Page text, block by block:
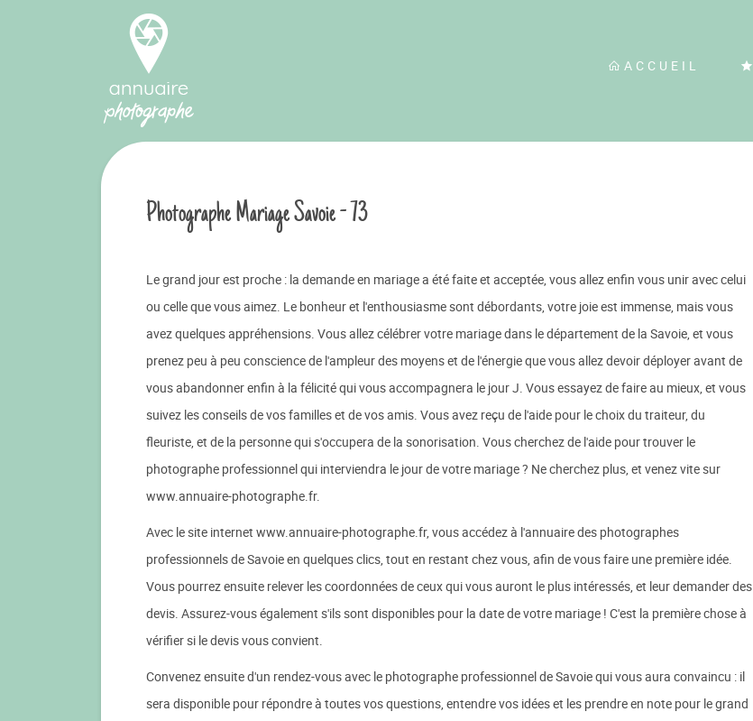
ACCUEIL
Photographe Mariage Savoie - 73
Le grand jour est proche : la demande en mariage a été faite et acceptée, vous allez enfin vous unir avec celui
ou celle que vous aimez. Le bonheur et l'enthousiasme sont débordants, votre joie est immense, mais vous
avez quelques appréhensions. Vous allez célébrer votre mariage dans le département de la Savoie, et vous
prenez peu à peu conscience de l'ampleur des moyens et de l'énergie que vous allez devoir déployer avant de
vous abandonner enfin à la félicité qui vous accompagnera le jour J. Vous essayez de faire au mieux, et vous
suivez les conseils de vos familles et de vos amis. Vous avez reçu de l'aide pour le choix du traiteur, du
fleuriste, et de la personne qui s'occupera de la sonorisation. Vous cherchez de l'aide pour trouver le
photographe professionnel qui interviendra le jour de votre mariage ? Ne cherchez plus, et venez vite sur
www.annuaire-photographe.fr.
Avec le site internet www.annuaire-photographe.fr, vous accédez à l'annuaire des photographes
professionnels de Savoie en quelques clics, tout en restant chez vous, afin de vous faire une première idée.
Vous pourrez ensuite relever les coordonnées de ceux qui vous auront le plus intéressés, et leur demander des
devis. Assurez-vous également s'ils sont disponibles pour la date de votre mariage ! C'est la première chose à
vérifier si le devis vous convient.
Convenez ensuite d'un rendez-vous avec le photographe professionnel de Savoie qui vous aura convaincu : il
sera disponible pour répondre à toutes vos questions, entendre vos idées et les prendre en note pour le grand